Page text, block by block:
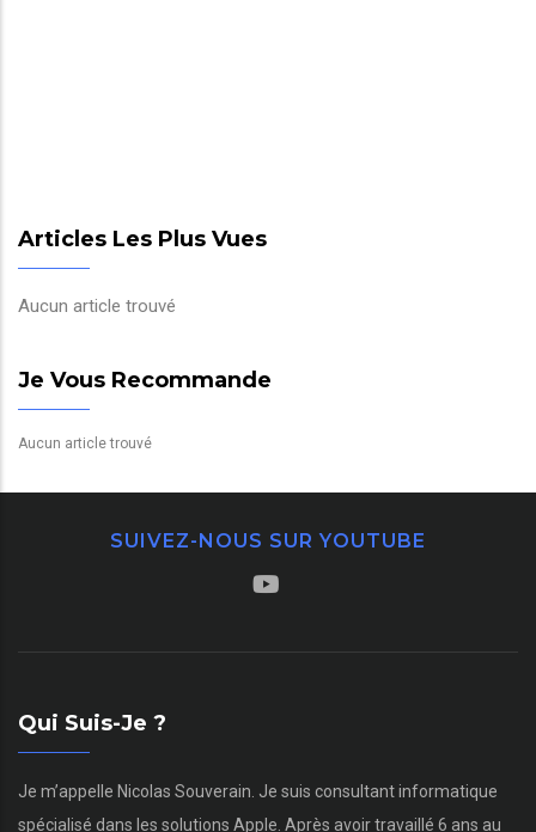
Articles Les Plus Vues
Aucun article trouvé
Je Vous Recommande
Aucun article trouvé
SUIVEZ-NOUS SUR YOUTUBE
Qui Suis-Je ?
Je m’appelle Nicolas Souverain. Je suis consultant informatique
spécialisé dans les solutions Apple. Après avoir travaillé 6 ans au